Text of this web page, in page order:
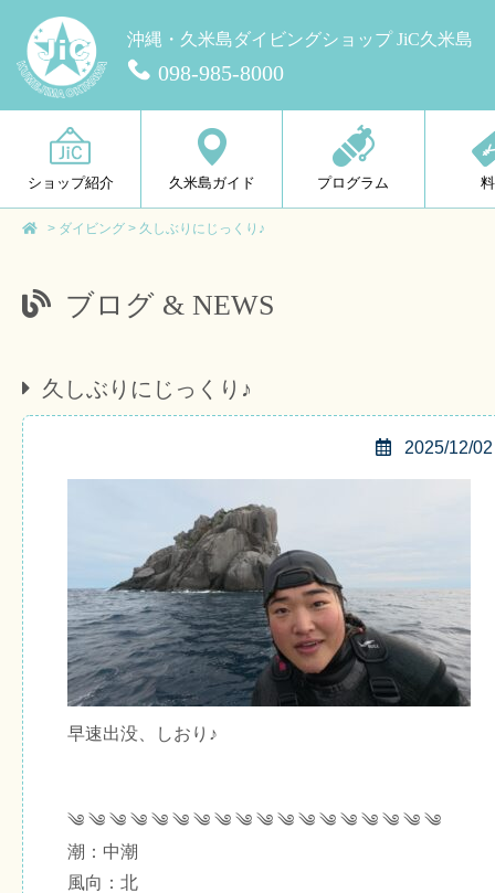
沖縄・久米島ダイビングショップ JiC久米島
098-985-8000
ショップ紹介 久米島ガイド プログラム
> ダイビング > 久しぶりにじっくり♪
ブログ & NEWS
久しぶりにじっくり♪
2025/12/02
早速出没、しおり♪
༄ ༄ ༄ ༄ ༄ ༄ ༄ ༄ ༄ ༄ ༄ ༄ ༄ ༄ ༄ ༄ ༄ ༄
潮：中潮
風向：北